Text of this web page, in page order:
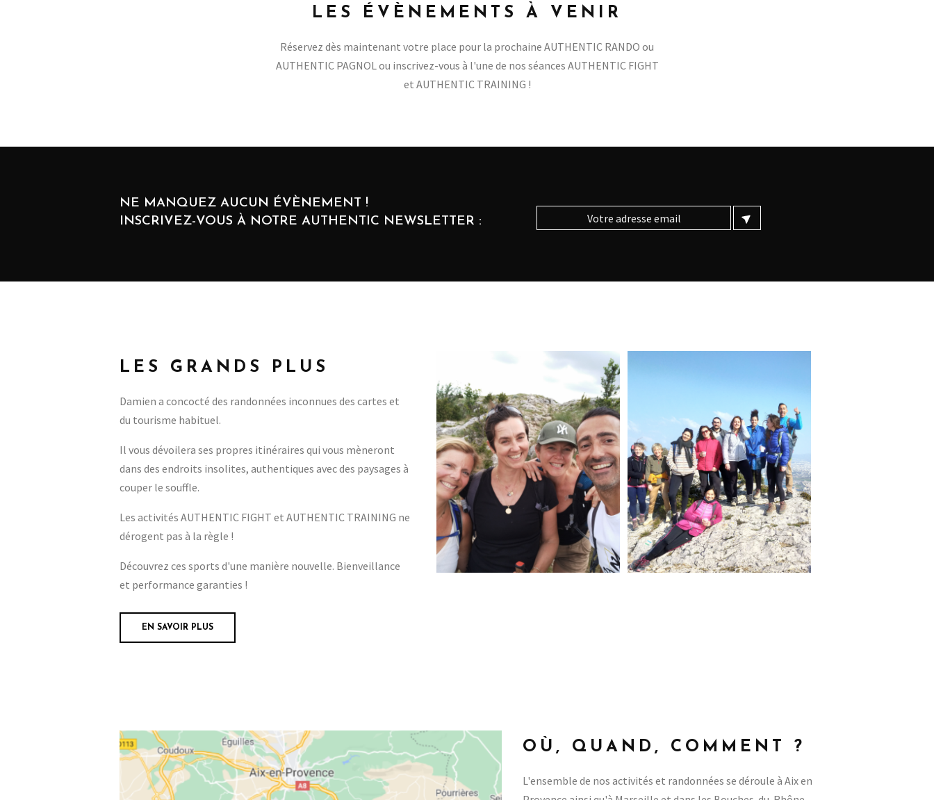
LES ÉVÈNEMENTS À VENIR
Réservez dès maintenant votre place pour la prochaine AUTHENTIC RANDO ou
AUTHENTIC PAGNOL ou inscrivez-vous à l'une de nos séances AUTHENTIC FIGHT
et AUTHENTIC TRAINING !
NE MANQUEZ AUCUN ÉVÈNEMENT !
INSCRIVEZ-VOUS À NOTRE AUTHENTIC NEWSLETTER :
LES GRANDS PLUS
Damien a concocté des randonnées inconnues des cartes et
du tourisme habituel.
Il vous dévoilera ses propres itinéraires qui vous mèneront
dans des endroits insolites, authentiques avec des paysages à
couper le souffle.
Les activités AUTHENTIC FIGHT et AUTHENTIC TRAINING ne
dérogent pas à la règle !
Découvrez ces sports d'une manière nouvelle. Bienveillance
et performance garanties !
EN SAVOIR PLUS
OÙ, QUAND, COMMENT ?
L'ensemble de nos activités et randonnées se déroule à Aix en